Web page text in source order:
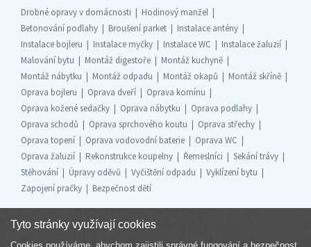
Drobné opravy v domácnosti
Hodinový manžel
Betonování podlahy
Broušení parket
Instalace antény
Instalace bojleru
Instalace myčky Instalace WC
Instalace žaluzií
Malování bytu
Montáž digestoře
Montáž kuchyně
Montáž nábytku
Montáž odpadu Montáž okapů
Montáž skříně
Oprava bojleru
Oprava dveří
Oprava komínu
Oprava kožené sedačky
Oprava nábytku
Oprava podlahy
Oprava schodů
Oprava sprchového koutu
Oprava střechy
Oprava topení
Oprava vodovodní baterie
Oprava WC
Oprava žaluzií
Rekonstrukce koupelny Řemeslníci
Sekání trávy
Stěhování
Úpravy oděvů Vyčištění odpadu
Vyklízení bytu
Zapojení pračky
Bezpečnost dětí
Tyto stránky využívají cookies